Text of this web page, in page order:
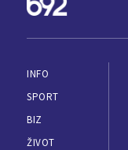
INFO
SPORT
BIZ
ŽIVOT